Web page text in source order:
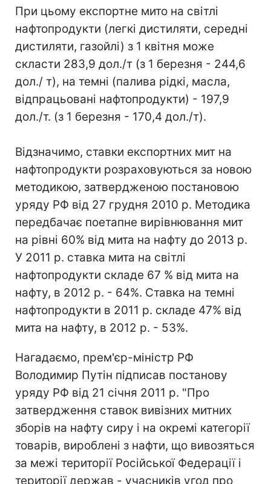
При цьому експортне мито на світлі
нафтопродукти (легкі дистиляти, середні
дистиляти, газойлі) з 1 квітня може
скласти 283,9 дол./т (з 1 березня - 244,6
дол./ т), на темні (палива рідкі, масла,
відпрацьовані нафтопродукти) - 197,9
дол./т. (з 1 березня - 170,4 дол./т).
Відзначимо, ставки експортних мит на
нафтопродукти розраховуються за новою
методикою, затвердженою постановою
уряду РФ від 27 грудня 2010 р. Методика
передбачає поетапне вирівнювання мит
на рівні 60% від мита на нафту до 2013 р.
У 2011 р. ставка мита на світлі
нафтопродукти складе 67 % від мита на
нафту, в 2012 р. - 64%. Ставка на темні
нафтопродукти в 2011 р. складе 47% від
мита на нафту, в 2012 р. - 53%.
Нагадаємо, прем'єр-міністр РФ
Володимир Путін підписав постанову
уряду РФ від 21 січня 2011 р. "Про
затвердження ставок вивізних митних
зборів на нафту сиру і на окремі категорії
товарів, вироблені з нафти, що вивозяться
за межі території Російської Федерації і
території держав - учасників угод про